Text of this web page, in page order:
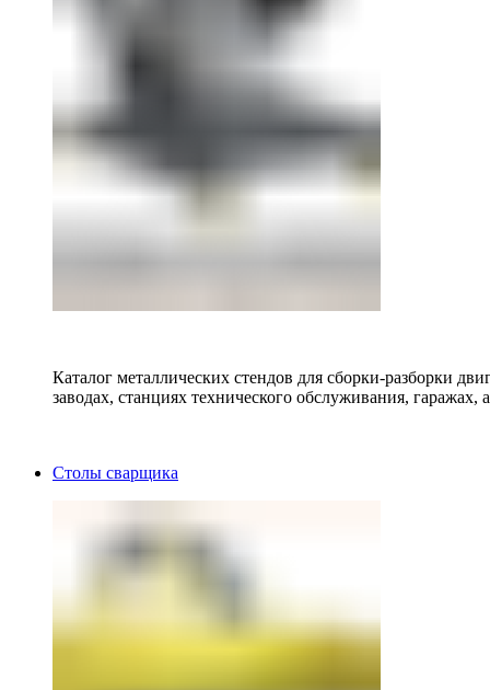
Каталог металлических стендов для сборки-разборки
заводах, станциях технического обслуживания, гаражах,
Столы сварщика